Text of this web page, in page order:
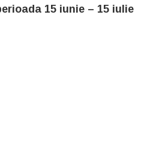
15 iunie – 15 iulie